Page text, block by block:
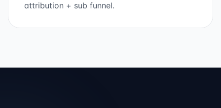
attribution + sub funnel.